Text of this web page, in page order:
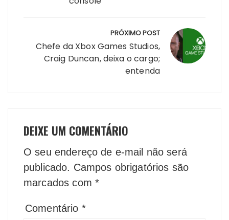
PRÓXIMO POST
Chefe da Xbox Games Studios,
Craig Duncan, deixa o cargo;
entenda
DEIXE UM COMENTÁRIO
O seu endereço de e-mail não será
publicado. Campos obrigatórios são
marcados com *
Comentário *